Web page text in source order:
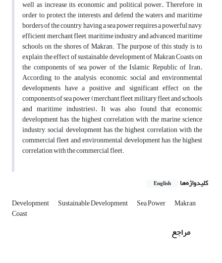
well as increase its economic and political power.Therefore, in
order to protect the interests and defend the waters and maritime
borders of the country, having a sea power requires a powerful navy,
efficient merchant fleet, maritime industry and advanced maritime
schools on the shores of Makran. The purpose of this study is to
explain the effect of sustainable development of Makran Coasts on
the components of sea power of the Islamic Republic of Iran.
According to the analysis, economic, social and environmental
developments have a positive and significant effect on the
components of sea power (merchant fleet, military fleet and schools
and maritime industries).It was also found that economic
development has the highest correlation with the marine science
industry, social development has the highest correlation with the
commercial fleet and environmental development has the highest
correlation with the commercial fleet.
کلیدواژه‌ها English
Development Sustainable Development Sea Power Makran
Coast
مراجع